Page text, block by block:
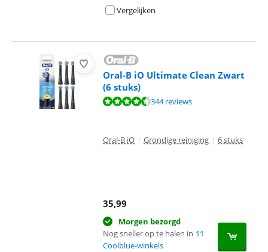
Vergelijken
Oral-B iO Ultimate Clean Zwart
(6 stuks)
Beoordeling is 9,2 van de 10, gebaseerd op 344 reviews.
344 reviews
Oral-B iO | Grondige reiniging | 6 stuks
35,99
Morgen bezorgd
Nog sneller op te halen in 11
Coolblue-winkels